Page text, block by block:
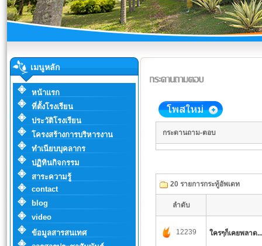
เมนูหลัก
หน้าแรก
ที่ตั้งโรงเรียน
ประวัติโรงเรียน
โครงสร้างการบริหารงาน
ทำเนียบบุคลากร
ปฏิทินกิจกรรม
สาระความรู้
contact
blog
video
ข้อมูลสารสนเทศ
กระดานถาม-ตอบ
20 รายการกระทู้อัพเดท
ลำดับ
12239 ใครๆก็เคยพลาด